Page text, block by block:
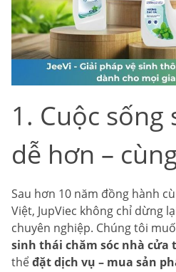
1. Cuộc sống
dễ hơn –
Sau hơn 10 năm đồng hành
Việt, JupViec không chỉ dừng
chuyên nghiệp. Chúng tôi
sinh thái chăm sóc nhà cửa
thểđặt dịch vụ – mua sản